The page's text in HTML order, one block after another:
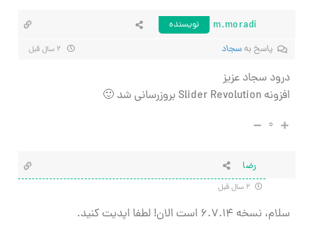
m.moradi
نویسنده
پاسخ بهسجاد
درود سجاد عزیز
افزونه Slider Revolution بروزرسانی شد 🙂
۰
رضا
سلام، نسخه ۶.۷.۱۴ است الان! لطفا اپدیت کنید.